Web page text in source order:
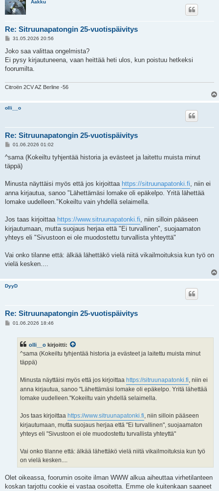
Aakku
Re: Sitruunapatongin 25-vuotispäivitys
V
e
i
31.05.2026 20:56
Joko saa valittaa ongelmista?
Ei pysy kirjautuneena, vaan heittää heti ulos, kun poistuu hetkeksi
foorumilta.
Citroën 2CV AZ Berline -56
olli__o
Re: Sitruunapatongin 25-vuotispäivitys
V
e
t
01.06.2026 01:02
^sama (Kokeiltu tyhjentää historia ja evästeet ja laitettu muista minut
täppä)
Minusta näyttäisi myös että jos kirjoittaa https://sitruunapatonki.fi, niin ei
anna kirjautua, sanoo "Lähettämäsi lomake oli epäkelpo. Yritä lähettää
lomake uudelleen."Kokeiltu vain yhdellä selaimella.
Jos taas kirjoittaa https://www.sitruunapatonki.fi, niin silloin pääseen
kirjautumaan, mutta suojaus herjaa että "Ei turvallinen", suojaamaton
yhteys eli "Sivustoon ei ole muodostettu turvallista yhteyttä"
Vai onko tilanne että: älkää lähettäkö vielä niitä vikailmoituksia kun työ on
vielä kesken....
DyyD
Re: Sitruunapatongin 25-vuotispäivitys
V01.06.2026 18:46
olli__o kirjoitti:
^sama (Kokeiltu tyhjentää historia ja evästeet ja laitettu muista minut
täppä)
Minusta näyttäisi myös että jos kirjoittaa https://sitruunapatonki.fi, niin ei
anna kirjautua, sanoo "Lähettämäsi lomake oli epäkelpo. Yritä lähettää
lomake uudelleen."Kokeiltu vain yhdellä selaimella.
Jos taas kirjoittaa https://www.sitruunapatonki.fi, niin silloin pääseen
kirjautumaan, mutta suojaus herjaa että "Ei turvallinen", suojaamaton
yhteys eli "Sivustoon ei ole muodostettu turvallista yhteyttä"
Vai onko tilanne että: älkää lähettäkö vielä niitä vikailmoituksia kun työ
on vielä kesken....
Olet oikeassa, foorumin osoite ilman WWW alkua aiheuttaa virhetilanteen
koskan tarjottu cookie ei vastaa osoitetta. Emme ole kuitenkaan saaneet